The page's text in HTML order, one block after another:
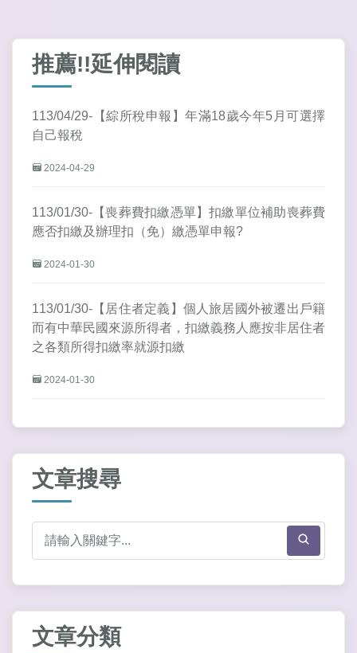
推薦!!延伸閱讀
113/04/29-【綜所稅申報】年滿18歲今年5月可選擇
自己報稅
2024-04-29
113/01/30-【喪葬費扣繳憑單】扣繳單位補助喪葬費
應否扣繳及辦理扣（免）繳憑單申報?
2024-01-30
113/01/30-【居住者定義】個人旅居國外被遷出戶籍
而有中華民國來源所得者，扣繳義務人應按非居住者
之各類所得扣繳率就源扣繳
2024-01-30
文章搜尋
文章分類